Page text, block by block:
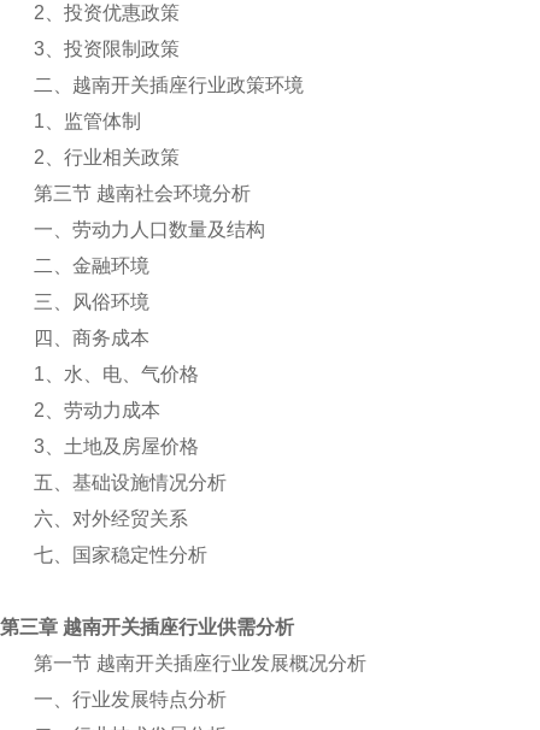
2 、投资优惠政策
3 、投资限制政策
二、越南开关插座行业政策环境
1 、监管体制
2 、行业相关政策
第三节 越南社会环境分析
一、劳动力人口数量及结构
二、金融环境
三、风俗环境
四、商务成本
1 、水、电、气价格
2 、劳动力成本
3 、土地及房屋价格
五、基础设施情况分析
六、对外经贸关系
七、国家稳定性分析
第三章 越南开关插座行业供需分析
第一节 越南开关插座行业发展概况分析
一、行业发展特点分析